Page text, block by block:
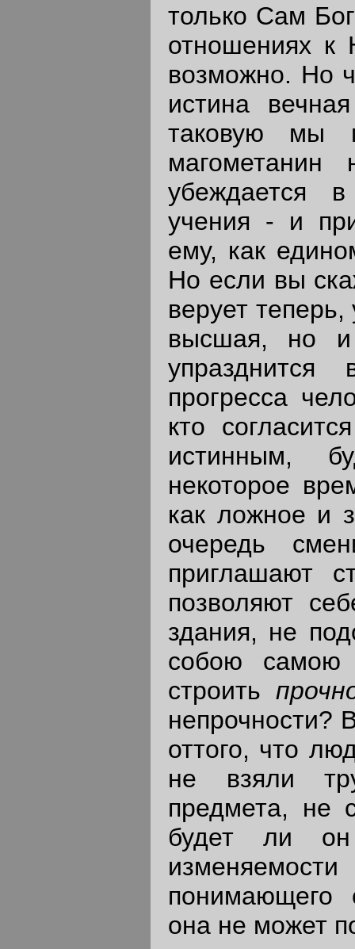
только Сам
отношениях к
возможно. Но
истина
таковую мы
убеждается в
учения - и
ему, как
Но если вы
верует теперь,
высшая, но и
прогресса
кто
истинным,
некоторое
как ложное и
очередь
приглашают
позволяют
здания, не
собою самою
строить
непрочности?
оттого, что
не взяли
предмета, не
будет ли он
понимающего
она не может